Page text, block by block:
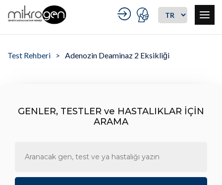
Test Rehberi Adenozin Deaminaz 2 Eksikliği
GENLER, TESTLER ve HASTALIKLAR İÇİN
ARAMA